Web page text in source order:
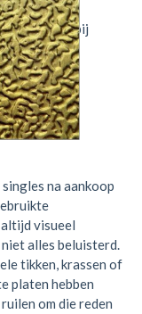
bij
na aankoop
visueel
niet alles beluisterd.
tikken, krassen of
platen hebben
om die reden